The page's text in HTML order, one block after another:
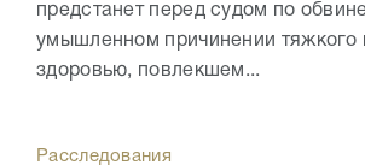
предстанет перед судом по
умышленном причинении тяжкого
здоровью, повлекшем...
Расследования